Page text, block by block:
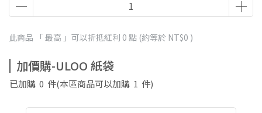
此商品 「 最高 」可以折抵紅利 0 點 (約等於 NT$0 )
加價購-ULOO 紙袋
已加購 0 件(本區商品可以加購 1 件)